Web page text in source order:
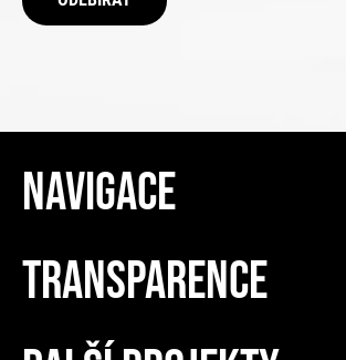
NAVIGACE
TRANSPARENCE